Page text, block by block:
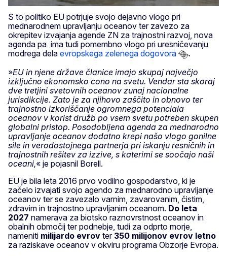
S to politiko EU potrjuje svojo dejavno vlogo pri
mednarodnem upravljanju oceanov ter zavezo za
okrepitev izvajanja agende ZN za trajnostni razvoj, nova
agenda pa ima tudi pomembno vlogo pri uresničevanju
modrega dela evropskega zelenega dogovora
.
»EU in njene države članice imajo skupaj največjo
izključno ekonomsko cono na svetu. Vendar sta skoraj
dve tretjini svetovnih oceanov zunaj nacionalne
jurisdikcije. Zato je za njihovo zaščito in obnovo ter
trajnostno izkoriščanje ogromnega potenciala
oceanov v korist družb po vsem svetu potreben skupen
globalni pristop. Posodobljena agenda za mednarodno
upravljanje oceanov dodatno krepi našo vlogo gonilne
sile in verodostojnega partnerja pri iskanju resničnih in
trajnostnih rešitev za izzive, s katerimi se soočajo naši
oceani,« je pojasnil Borell.
EU je bila leta 2016 prvo vodilno gospodarstvo, ki je
začelo izvajati svojo agendo za mednarodno upravljanje
oceanov ter se zavezalo varnim, zavarovanim, čistim,
zdravim in trajnostno upravljanim oceanom. Do leta
2027 namerava za biotsko raznovrstnost oceanov in
obalnih območij ter podnebje, tudi za odprto morje,
nameniti milijardo evrov ter 350 milijonov evrov letno
za raziskave oceanov v okviru programa Obzorje Evropa.